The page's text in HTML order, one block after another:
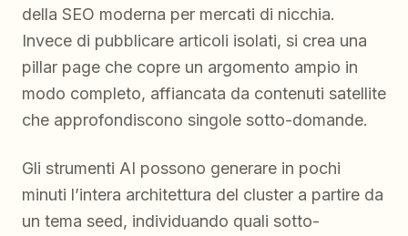
della SEO moderna per mercati di nicchia.
Invece di pubblicare articoli isolati, si crea una
pillar page che copre un argomento ampio in
modo completo, affiancata da contenuti satellite
che approfondiscono singole sotto-domande.
Gli strumenti AI possono generare in pochi
minuti l’intera architettura del cluster a partire da
un tema seed, individuando quali sotto-